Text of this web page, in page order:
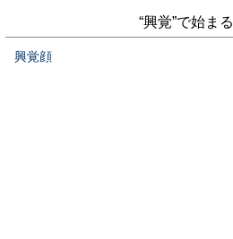
“興覚”で始ま
興覚顔